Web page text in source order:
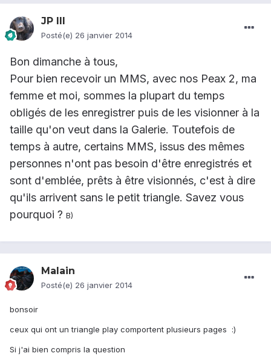
JP III
Posté(e) 26 janvier 2014
Bon dimanche à tous,
Pour bien recevoir un MMS, avec nos Peax 2, ma
femme et moi, sommes la plupart du temps
obligés de les enregistrer puis de les visionner à la
taille qu'on veut dans la Galerie. Toutefois de
temps à autre, certains MMS, issus des mêmes
personnes n'ont pas besoin d'être enregistrés et
sont d'emblée, prêts à être visionnés, c'est à dire
qu'ils arrivent sans le petit triangle. Savez vous
pourquoi ? B)
Malain
Posté(e) 26 janvier 2014
bonsoir
ceux qui ont un triangle play comportent plusieurs pages :)
Si j'ai bien compris la question